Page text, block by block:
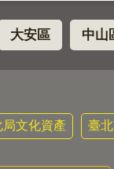
大安區 中山
局文化資產 臺